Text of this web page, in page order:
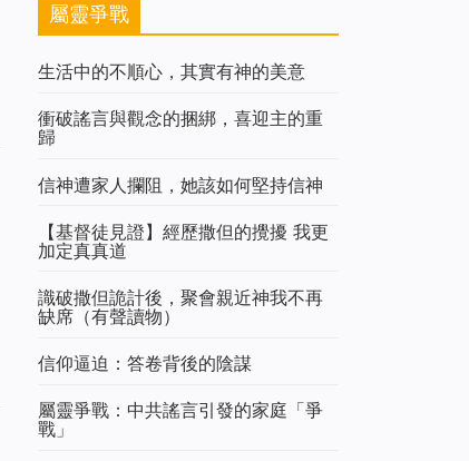
屬靈爭戰
生活中的不順心，其實有神的美意
衝破謠言與觀念的捆綁，喜迎主的重
歸
信神遭家人攔阻，她該如何堅持信神
【基督徒見證】經歷撒但的攪擾 我更
加定真真道
識破撒但詭計後，聚會親近神我不再
缺席（有聲讀物）
信仰逼迫：答卷背後的陰謀
屬靈爭戰：中共謠言引發的家庭「爭
戰」